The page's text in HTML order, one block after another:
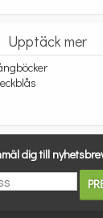
Upptäck mer
dig till